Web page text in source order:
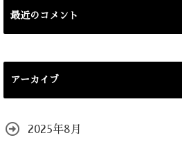
最近のコメント
アーカイブ
2025年8月